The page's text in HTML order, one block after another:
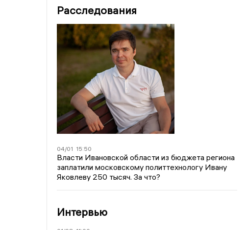
Расследования
04/01 15:50
Власти Ивановской области из бюджета региона
заплатили московскому политтехнологу Ивану
Яковлеву 250 тысяч. За что?
Интервью